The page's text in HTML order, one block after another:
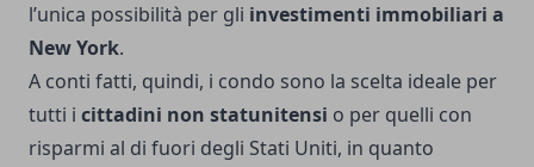
l’unica possibilità per gli investimenti immobiliari a
New York.
A conti fatti, quindi, i condo sono la scelta ideale per
tutti i cittadini non statunitensi o per quelli con
risparmi al di fuori degli Stati Uniti, in quanto